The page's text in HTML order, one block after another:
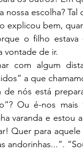
nossa escolha?
explicou bem,
o filho
vontade de ir.
com algum
a que
de nós está
Ou é-nos
varanda e estou
Quer para
andorinhas...”.